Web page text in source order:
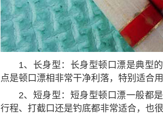
1、长身型：长身型顿口漂是典型
点是顿口漂相非常干净利落，特别适合
2、短身型：短身型顿口漂一般都
行程、打截口还是钓底都非常适合，也很